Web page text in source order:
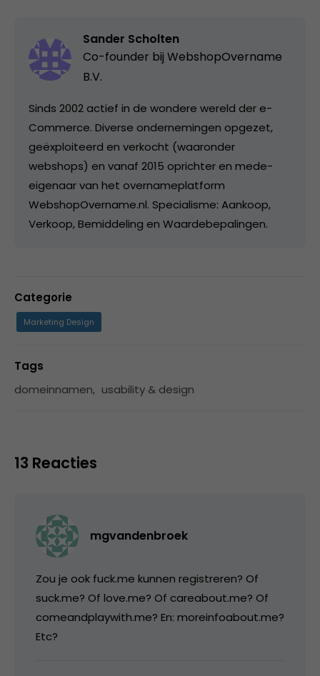
Sander Scholten
Co-founder bij WebshopOvername
B.V.
Sinds 2002 actief in de wondere wereld der e-
Commerce. Diverse ondernemingen opgezet,
geëxploiteerd en verkocht (waaronder
webshops) en vanaf 2015 oprichter en mede-
eigenaar van het overnameplatform
WebshopOvername.nl. Specialisme: Aankoop,
Verkoop, Bemiddeling en Waardebepalingen.
Categorie
Marketing Design
Tags
domeinnamen, usability & design
13 Reacties
mgvandenbroek
Zou je ook fuck.me kunnen registreren? Of
suck.me? Of love.me? Of careabout.me? Of
comeandplaywith.me? En: moreinfoabout.me?
Etc?